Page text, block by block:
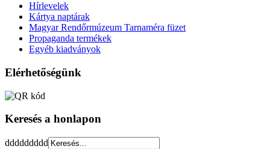
Hírlevelek
Kártya naptárak
Magyar Rendőrmúzeum Tarnaméra füzet
Propaganda termékek
Egyéb kiadványok
Elérhetőségünk
Keresés a honlapon
ddddddddd